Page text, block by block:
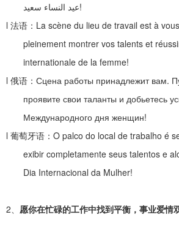
عيد النساء سعيد!
l 法语： La scène du lieu de travail est à
pleinement montrer vos talents et
internationale de la femme!
l 俄语： Сцена работы принадлежит вам.
проявите свои таланты и добьетесь
Международного дня женщин!
l 葡萄牙语： O palco do local de trabalho é
exibir completamente seus talentos e
Dia Internacional da Mulher!
2、 愿你在忙碌的工作中找到平衡，事业爱情